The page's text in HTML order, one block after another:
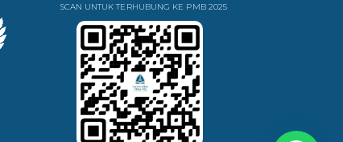
SCAN UNTUK TERHUBUNG KE PMB 2025